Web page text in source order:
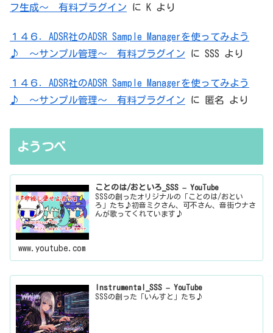
フ生成～ 有料プラグイン に K より
１４６．ADSR社のADSR Sample Managerを使ってみよう
♪ ～サンプル管理～ 有料プラグイン に SSS より
１４６．ADSR社のADSR Sample Managerを使ってみよう
♪ ～サンプル管理～ 有料プラグイン に 匿名 より
ようつべ
ことのは/おといろ_SSS – YouTube
SSSの創ったオリジナルの「ことのは/おとい
ろ」たち♪初音ミクさん、可不さん、音街ウナさ
んが歌ってくれています♪
www.youtube.com
Instrumental_SSS – YouTube
SSSの創った「いんすと」たち♪